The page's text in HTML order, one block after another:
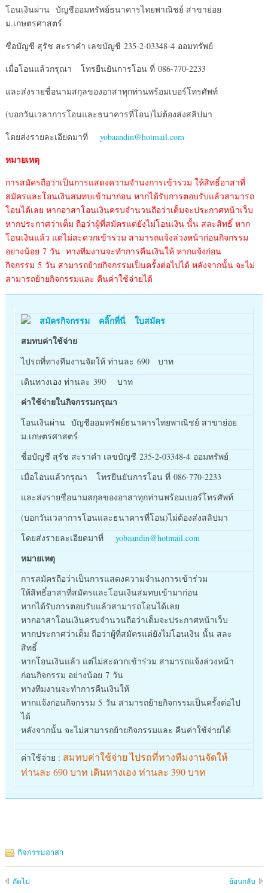
โอนเงินผ่าน บัญชีออมทรัพย์ธนาคารไทยพาณิชย์ สาขาย่อย
ม.เกษตรศาสตร์
ชื่อบัญชี สุรัช สะราคำ เลขบัญชี 235-2-03348-4 ออมทรัพย์
เมื่อโอนแล้วกรุณา โทรยืนยันการโอน ที่ 086-770-2233
และส่งรายชื่อนามสกุลของอาสาทุกท่านพร้อมเบอร์โทรศัพท์
(บอกวันเวลาการโอนและธนาคารที่โอน)ไม่ต้องส่งสลิปมา
โดยส่งรายละเอียดมาที่ yobaandin@hotmail.com
หมายเหตุ
การสมัครถือว่าเป็นการแสดงความจำนงการเข้าร่วม ให้สิทธิ์อาสาที่
สมัครและโอนเงินสมทบเข้ามาก่อน หากได้รับการตอบรับแล้วสามารถ
โอนได้เลย หากอาสาโอนเงินครบจำนวนถือว่าเต็มจะประกาศหน้าเว็บ
หากประกาศว่าเต็ม ถือว่าผู้ที่สมัครแต่ยังไม่โอนเงิน นั้น สละสิทธิ์ หาก
โอนเงินแล้ว แต่ไม่สะดวกเข้าร่วม สามารถแจ้งล่วงหน้าก่อนกิจกรรม
อย่างน้อย 7 วัน ทางทีมงานจะทำการคืนเงินให้ หากแจ้งก่อน
กิจกรรม 5 วัน สามารถย้ายกิจกรรมเป็นครั้งต่อไปได้ หลังจากนั้น จะไม่
สามารถย้ายกิจกรรมและ คืนค่าใช้จ่ายได้
สมัครกิจกรรม คลิ๊กที่นี่ ใบสมัคร
สมทบค่าใช้จ่าย
ไปรถที่ทางทีมงานจัดให้ ท่านละ 690 บาท
เดินทางเอง ท่านละ 390 บาท
ค่าใช้จ่ายในกิจกรรมกรุณา
โอนเงินผ่าน บัญชีออมทรัพย์ธนาคารไทยพาณิชย์ สาขาย่อย
ม.เกษตรศาสตร์
ชื่อบัญชี สุรัช สะราคำ เลขบัญชี 235-2-03348-4 ออมทรัพย์
เมื่อโอนแล้วกรุณา โทรยืนยันการโอน ที่ 086-770-2233
และส่งรายชื่อนามสกุลของอาสาทุกท่านพร้อมเบอร์โทรศัพท์
(บอกวันเวลาการโอนและธนาคารที่โอน)ไม่ต้องส่งสลิปมา
โดยส่งรายละเอียดมาที่ yobaandin@hotmail.com
หมายเหตุ
การสมัครถือว่าเป็นการแสดงความจำนงการเข้าร่วม
ให้สิทธิ์อาสาที่สมัครและโอนเงินสมทบเข้ามาก่อน
หากได้รับการตอบรับแล้วสามารถโอนได้เลย
หากอาสาโอนเงินครบจำนวนถือว่าเต็มจะประกาศหน้าเว็บ
หากประกาศว่าเต็ม ถือว่าผู้ที่สมัครแต่ยังไม่โอนเงิน นั้น สละ
สิทธิ์
หากโอนเงินแล้ว แต่ไม่สะดวกเข้าร่วม สามารถแจ้งล่วงหน้า
ก่อนกิจกรรม อย่างน้อย 7 วัน
ทางทีมงานจะทำการคืนเงินให้
หากแจ้งก่อนกิจกรรม 5 วัน สามารถย้ายกิจกรรมเป็นครั้งต่อไป
ได้
หลังจากนั้น จะไม่สามารถย้ายกิจกรรมและ คืนค่าใช้จ่ายได้
ค่าใช้จ่าย : สมทบค่าใช้จ่าย ไปรถที่ทางทีมงานจัดให้
ท่านละ 690 บาท เดินทางเอง ท่านละ 390 บาท
กิจกรรมอาสา
ถัดไป ย้อนกลับ